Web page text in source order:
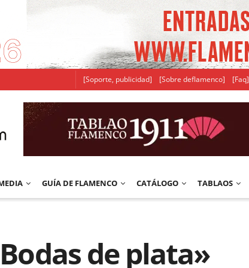
[Soporte, publicidad] [Sobre deflamenco] [Faq]
GUÍA DE FLAMENCO CATÁLOGO TABLAOS
de plata»